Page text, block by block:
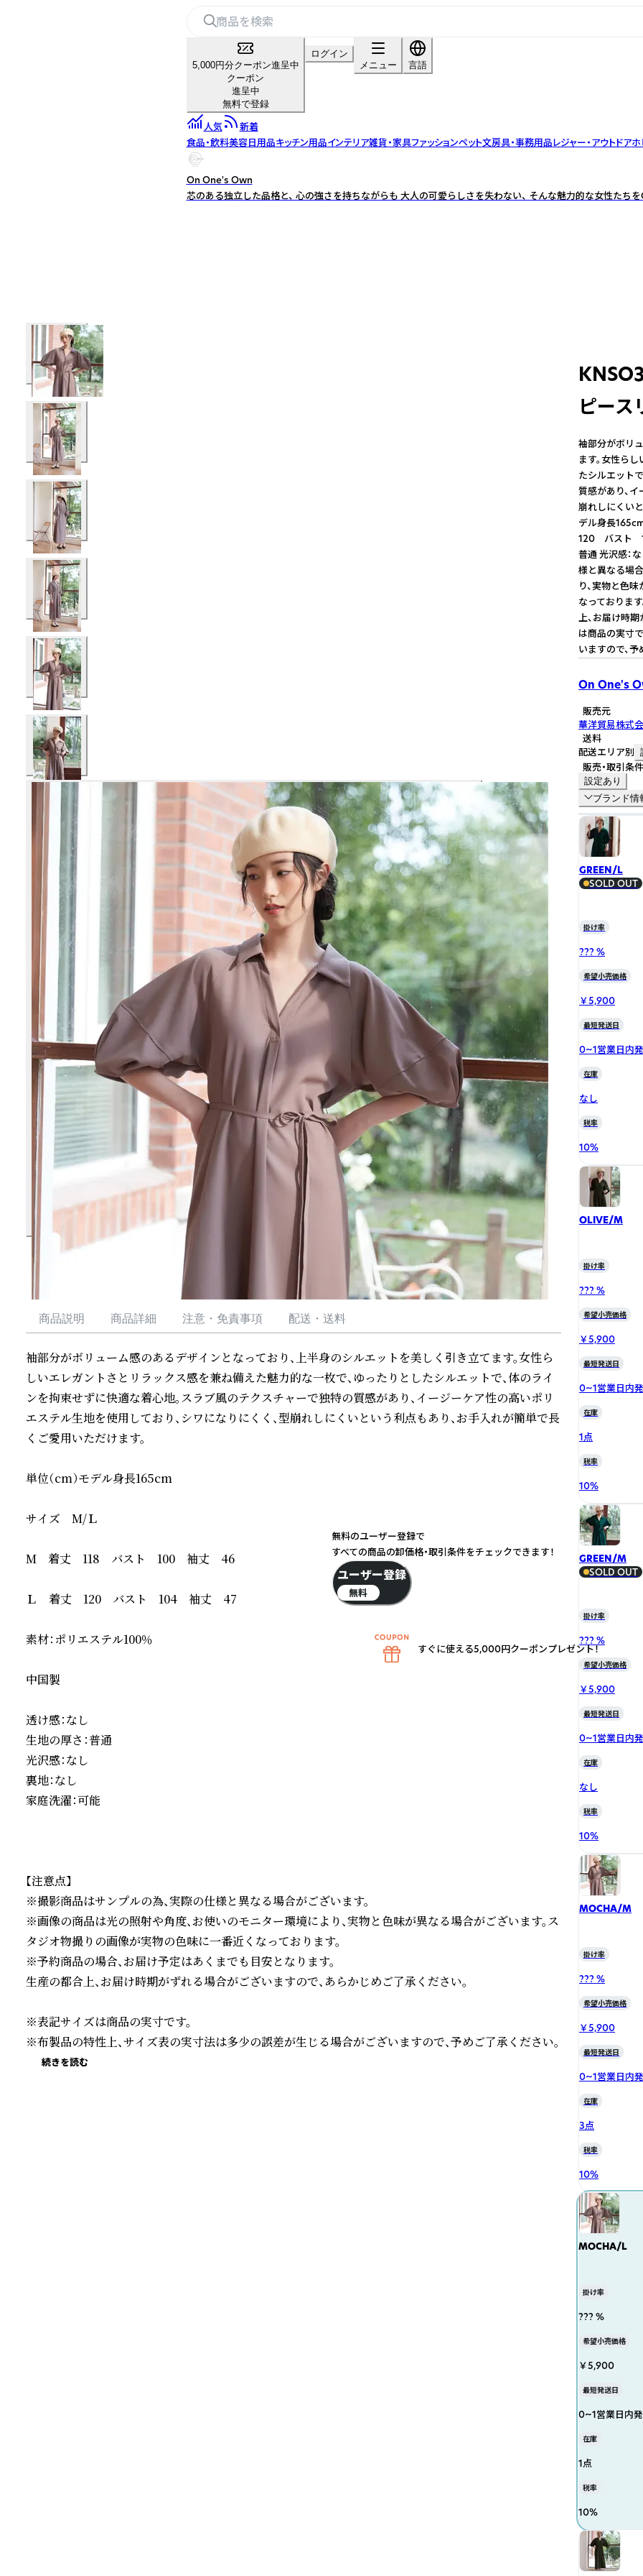
5,000円分クーポン進呈中
クーポン
進呈中
無料で登録
ログイン
メニュー
言語
人気
新着
食品・飲料美容日用品キッチン用品インテリア雑貨・家具ファッションペット文房具・事務用品レジャー・アウトドアホ
On One's Own
芯のある独立した品格と、 心の強さを持ちながらも 大人の可愛らしさを失わない、 そんな魅力的な女性た
商品説明 商品詳細 注意・免責事項 配送・送料
袖部分がボリューム感のあるデザインとなっており、上半身のシルエットを美しく引き立てます。女性ら
しいエレガントさとリラックス感を兼ね備えた魅力的な一枚で、ゆったりとしたシルエットで、体のライ
ンを拘束せずに快適な着心地。スラブ風のテクスチャーで独特の質感があり、イージーケア性の高いポリ
エステル生地を使用しており、シワになりにくく、型崩れしにくいという利点もあり、お手入れが簡単で長
くご愛用いただけます。
単位（cm）モデル身長165cm
サイズ　M/Ｌ
M　着丈　118　バスト　100　袖丈　46
Ｌ　着丈　120　バスト　104　袖丈　47
素材：ポリエステル100％
中国製
透け感：なし
生地の厚さ：普通
光沢感：なし
裏地：なし
家庭洗濯：可能
【注意点】
※撮影商品はサンプルの為、実際の仕様と異なる場合がございます。
※画像の商品は光の照射や角度、お使いのモニター環境により、実物と色味が異なる場合がございます。ス
タジオ物撮りの画像が実物の色味に一番近くなっております。
※予約商品の場合、お届け予定はあくまでも目安となります。
生産の都合上、お届け時期がずれる場合がございますので、あらかじめご了承ください。
※表記サイズは商品の実寸です。
※布製品の特性上、サイズ表の実寸法は多少の誤差が生じる場合がございますので、予めご了承ください。
続きを読む
ピー
袖部分がボリ
ます。女性ら
たシルエット
質感があり、
崩れしにくい
デル身長
120 バスト
普通 光沢感：
様と異なる場
り、実物と色
なっておりま
上、お届け時
は商品の実寸
いますので、
On One's
販売元
華洋貿易株式
送料
配送エリア別
販売・取引条件
設定あり
ブランド情
GREEN/L
SOLD OUT
掛け率
??? %
希望小売価格
￥5,900
最短発送日
0~1営業日内
在庫
なし
税率
10%
OLIVE/M
掛け率
??? %
希望小売価格
￥5,900
最短発送日
0~1営業日内
在庫
1点
税率
10%
GREEN/M
SOLD OUT
掛け率
??? %
希望小売価格
￥5,900
最短発送日
0~1営業日内
在庫
なし
税率
10%
MOCHA/M
掛け率
??? %
希望小売価格
￥5,900
最短発送日
0~1営業日内
在庫
3点
税率
10%
MOCHA/L
掛け率
??? %
希望小売価格
￥5,900
最短発送日
0~1営業日内
在庫
1点
税率
10%
無料のユーザー登録で
すべての商品の卸価格・取引条件をチェックできます！
ユーザー登録
無料
すぐに使える5,000円クーポンプレゼント！